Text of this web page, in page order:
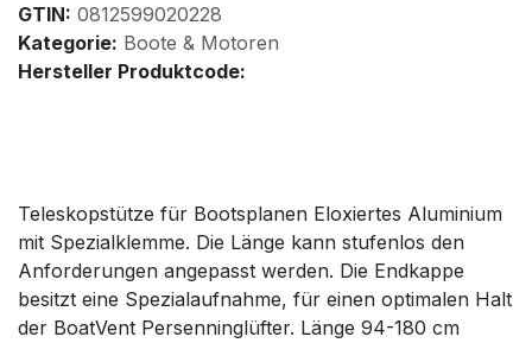
GTIN: 0812599020228
Kategorie: Boote & Motoren
Hersteller Produktcode:
Teleskopstütze für Bootsplanen Eloxiertes Aluminium
mit Spezialklemme. Die Länge kann stufenlos den
Anforderungen angepasst werden. Die Endkappe
besitzt eine Spezialaufnahme, für einen optimalen Halt
der BoatVent Persenninglüfter. Länge 94-180 cm